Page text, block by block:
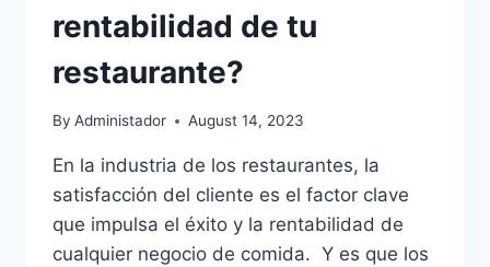
rentabilidad de tu
restaurante?
By Administador August 14, 2023
En la industria de los restaurantes, la
satisfacción del cliente es el factor clave
que impulsa el éxito y la rentabilidad de
cualquier negocio de comida. Y es que los